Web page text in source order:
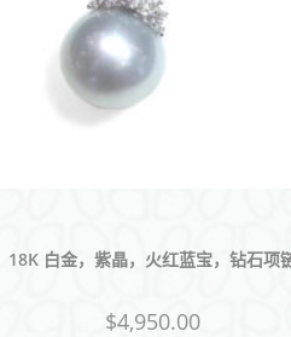
18K 白金，紫晶，火红蓝宝，钻石项
$4,950.00